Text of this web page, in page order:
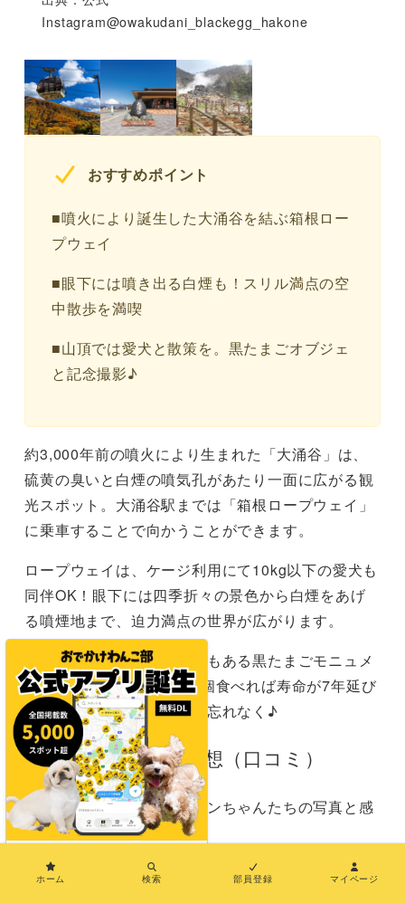
Instagram@owakudani_blackegg_hakone
おすすめポイント
■噴火により誕生した大涌谷を結ぶ箱根ロー
プウェイ
■眼下には噴き出る白煙も！スリル満点の空
中散歩を満喫
■山頂では愛犬と散策を。黒たまごオブジェ
と記念撮影♪
約3,000年前の噴火により生まれた「大涌谷」は、
硫黄の臭いと白煙の噴気孔があたり一面に広がる観
光スポット。大涌谷駅までは「箱根ロープウェイ」
に乗車することで向かうことができます。
ロープウェイは、ケージ利用にて10kg以下の愛犬も
同伴OK！眼下には四季折々の景色から白煙をあげ
る噴煙地まで、迫力満点の世界が広がります。
下車後は、大涌谷の名所でもある黒たまごモニュメ
ントとぜひ記念撮影を！1個食べれば寿命が7年延び
ると言われる黒たまごもお忘れなく♪
飼い主さんのご感想（口コミ）
実際におでかけしてきたワンちゃんたちの写真と感
想をご紹介！
ホーム 検索 部員登録 マイページ